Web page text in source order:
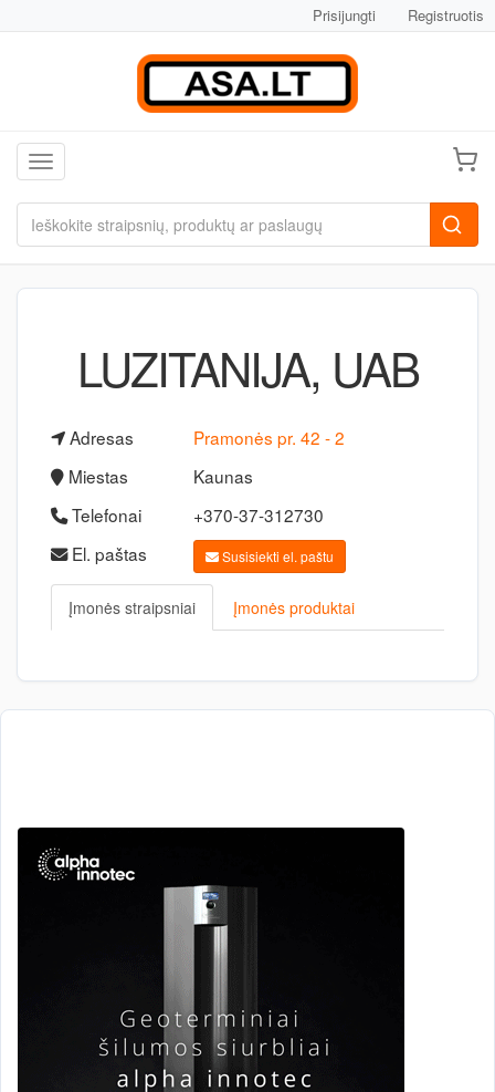
Prisijungti Registruotis
Toggle navigation
LUZITANIJA, UAB
Adresas
Pramonės pr. 42 - 2
Miestas
Kaunas
Telefonai
+370-37-312730
El. paštas
Susisiekti el. paštu
Įmonės straipsniai Įmonės produktai